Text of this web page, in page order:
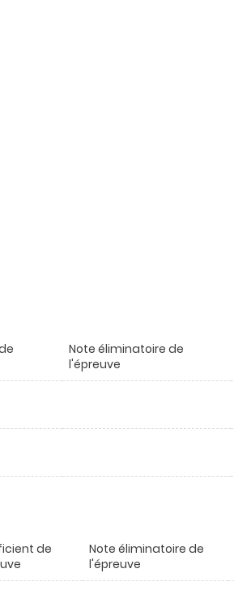
Note éliminatoire de
l'épreuve
de
Note éliminatoire de
l'épreuve